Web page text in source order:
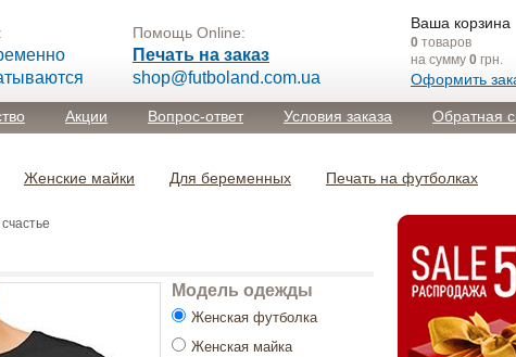
Помощь Online:
Печать на заказ
shop@futboland.com.ua
Ваша корзина
0 товаров
на сумму 0 грн.
Оформить
Акции Вопрос-ответ Условия заказа Обратная
Женские майки Для беременных Печать на футболках
Модель одежды
Женская футболка
Женская майка